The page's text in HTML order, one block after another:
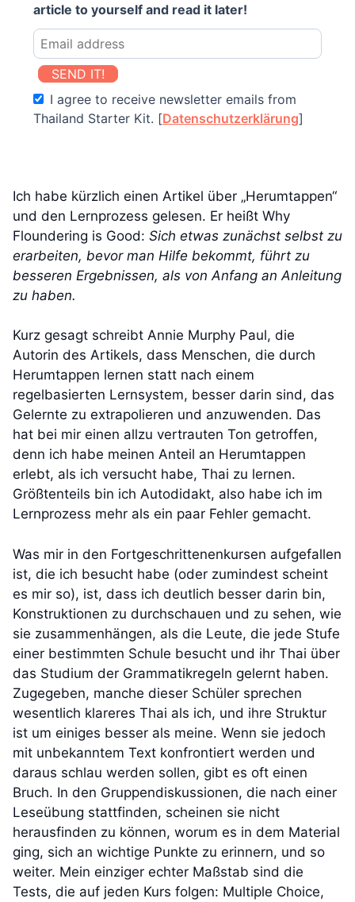
article to yourself and read it later!
SEND IT!
I agree to receive newsletter emails from
Thailand Starter Kit. [Datenschutzerklärung]
Ich habe kürzlich einen Artikel über „Herumtappen“
und den Lernprozess gelesen. Er heißt Why
Floundering is Good: Sich etwas zunächst selbst zu
erarbeiten, bevor man Hilfe bekommt, führt zu
besseren Ergebnissen, als von Anfang an Anleitung
zu haben.
Kurz gesagt schreibt Annie Murphy Paul, die
Autorin des Artikels, dass Menschen, die durch
Herumtappen lernen statt nach einem
regelbasierten Lernsystem, besser darin sind, das
Gelernte zu extrapolieren und anzuwenden. Das
hat bei mir einen allzu vertrauten Ton getroffen,
denn ich habe meinen Anteil an Herumtappen
erlebt, als ich versucht habe, Thai zu lernen.
Größtenteils bin ich Autodidakt, also habe ich im
Lernprozess mehr als ein paar Fehler gemacht.
Was mir in den Fortgeschrittenenkursen aufgefallen
ist, die ich besucht habe (oder zumindest scheint
es mir so), ist, dass ich deutlich besser darin bin,
Konstruktionen zu durchschauen und zu sehen, wie
sie zusammenhängen, als die Leute, die jede Stufe
einer bestimmten Schule besucht und ihr Thai über
das Studium der Grammatikregeln gelernt haben.
Zugegeben, manche dieser Schüler sprechen
wesentlich klareres Thai als ich, und ihre Struktur
ist um einiges besser als meine. Wenn sie jedoch
mit unbekanntem Text konfrontiert werden und
daraus schlau werden sollen, gibt es oft einen
Bruch. In den Gruppendiskussionen, die nach einer
Leseübung stattfinden, scheinen sie nicht
herausfinden zu können, worum es in dem Material
ging, sich an wichtige Punkte zu erinnern, und so
weiter. Mein einziger echter Maßstab sind die
Tests, die auf jeden Kurs folgen: Multiple Choice,